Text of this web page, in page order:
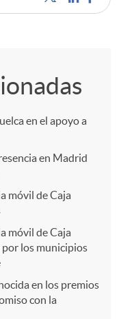
en el apoyo a
en Madrid
móvil de Caja
móvil de Caja
los municipios
en los premios
con la